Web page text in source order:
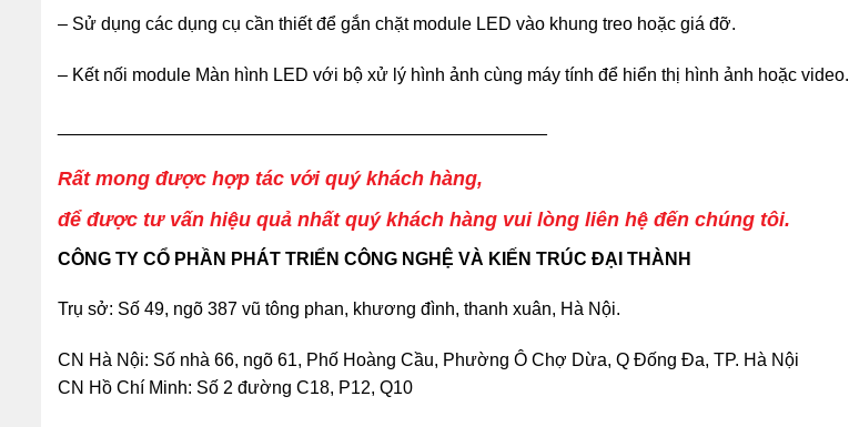
– Sử dụng các dụng cụ cần thiết để gắn chặt module LED vào khung treo hoặc giá đỡ.
– Kết nối module Màn hình LED với bộ xử lý hình ảnh cùng máy tính để hiển thị hình ảnh hoặc video.
Rất mong được hợp tác với quý khách hàng,
để được tư vấn hiệu quả nhất quý khách hàng vui lòng liên hệ đến chúng tôi.
CÔNG TY CỔ PHẦN PHÁT TRIỂN CÔNG NGHỆ VÀ KIẾN TRÚC ĐẠI THÀNH
Trụ sở: Số 49, ngõ 387 vũ tông phan, khương đình, thanh xuân, Hà Nội.
CN Hà Nội: Số nhà 66, ngõ 61, Phố Hoàng Cầu, Phường Ô Chợ Dừa, Q Đống Đa, TP. Hà Nội
CN Hồ Chí Minh: Số 2 đường C18, P12, Q10